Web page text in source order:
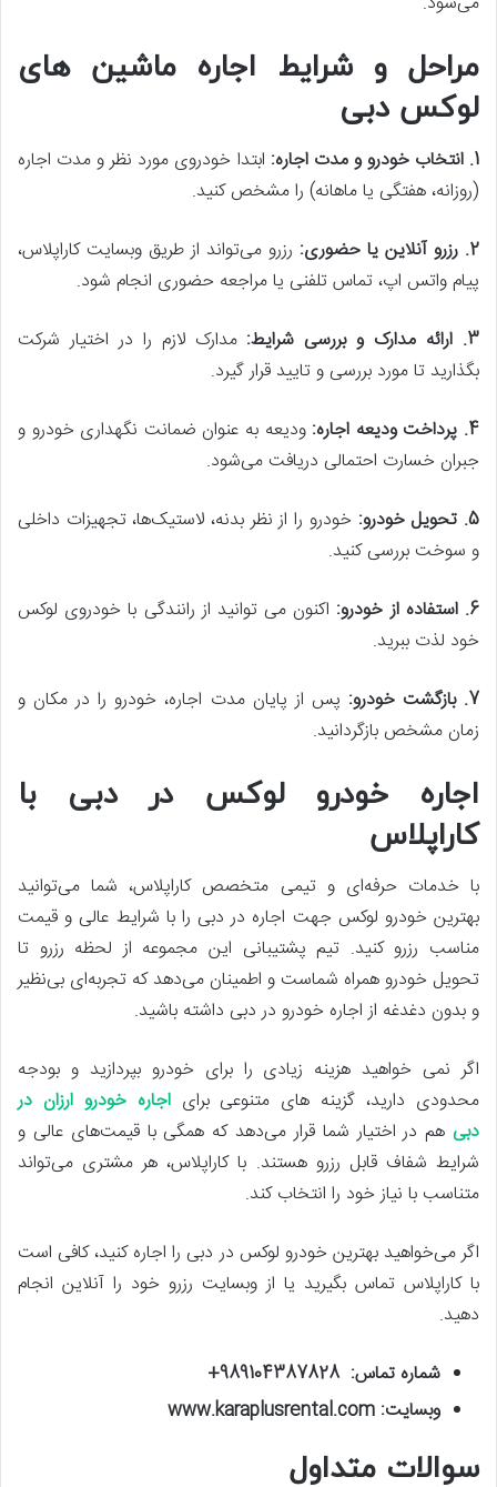
مراحل و شرایط اجاره ماشین های
لوکس دبی
1. انتخاب خودرو و مدت اجاره : ابتدا خودروی مورد نظر و مدت اجاره
(روزانه، هفتگی یا ماهانه) را مشخص کنید.
2. رزرو آنلاین یا حضوری
: رزرو می‌تواند از طریق وبسایت کاراپلاس،
پیام واتس اپ، تماس تلفنی یا مراجعه حضوری انجام شود.
3. ارائه مدارک و بررسی شرایط
: مدارک لازم را در اختیار شرکت
بگذارید تا مورد بررسی و تایید قرار گیرد.
4. پرداخت ودیعه اجاره
: ودیعه به عنوان ضمانت نگهداری خودرو و
جبران خسارت احتمالی دریافت می‌شود.
5. تحویل خودرو
: خودرو را از نظر بدنه، لاستیک‌ها، تجهیزات داخلی
و سوخت بررسی کنید.
6. استفاده از خودرو
: اکنون می توانید از رانندگی با خودروی لوکس
خود لذت ببرید.
7. بازگشت خودرو
: پس از پایان مدت اجاره، خودرو را در مکان و
زمان مشخص بازگردانید.
اجاره خودرو لوکس در دبی با
کاراپلاس
با خدمات حرفه‌ای و تیمی متخصص کاراپلاس، شما می‌توانید
بهترین خودرو لوکس جهت اجاره در دبی را با شرایط عالی و قیمت
مناسب رزرو کنید. تیم پشتیبانی این مجموعه از لحظه رزرو تا
تحویل خودرو همراه شماست و اطمینان می‌دهد که تجربه‌ای بی‌نظیر
و بدون دغدغه از اجاره خودرو در دبی داشته باشید.
اگر نمی خواهید هزینه زیادی را برای خودرو بپردازید و بودجه
محدودی دارید، گزینه های متنوعی برایاجاره خودرو ارزان در
دبی هم در اختیار شما قرار می‌دهد که همگی با قیمت‌های عالی و
شرایط شفاف قابل رزرو هستند. با کاراپلاس، هر مشتری می‌تواند
متناسب با نیاز خود را انتخاب کند.
اگر می‌خواهید بهترین خودرو لوکس در دبی را اجاره کنید، کافی است
با کاراپلاس تماس بگیرید یا از وبسایت رزرو خود را آنلاین انجام
دهید.
شماره تماس: 989104387828
+
وبسایت: www.karaplusrental.com
سوالات متداول